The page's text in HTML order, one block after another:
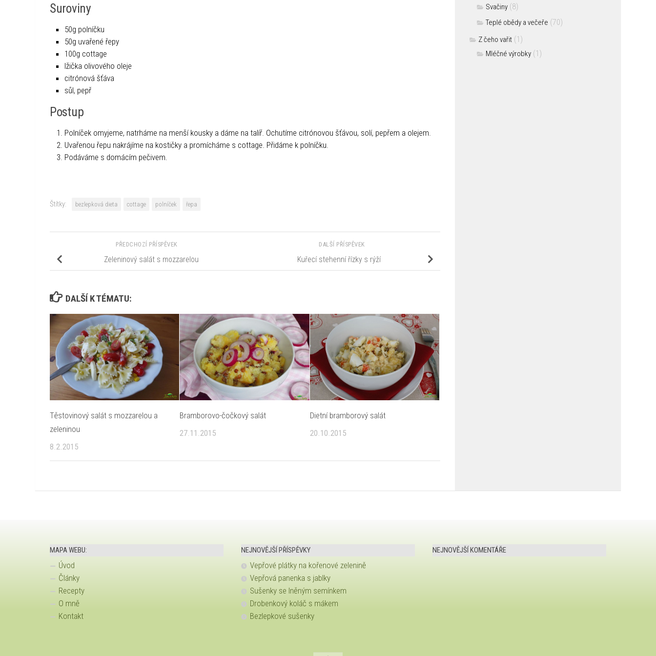
Suroviny
50g polníčku
50g uvařené řepy
100g cottage
lžička olivového oleje
citrónová šťáva
sůl, pepř
Postup
Polníček omyjeme, natrháme na menší kousky a dáme na talíř. Ochutíme citrónovou šťávou, solí, pepřem a olejem.
Uvařenou řepu nakrájíme na kostičky a promícháme s cottage. Přidáme k polníčku.
Podáváme s domácím pečivem.
Štítky: bezlepková dieta cottage polníček řepa
DALŠÍ PŘÍSPĚVEK
Kuřecí stehenní řízky s rýží
PŘEDCHOZÍ PŘÍSPĚVEK
Zeleninový salát s mozzarelou
DALŠÍ K TÉMATU:
Těstovinový salát s mozzarelou a
zeleninou
8.2.2015
Bramborovo-čočkový salát
27.11.2015
Dietní bramborový salát
20.10.2015
Svačiny (8)
Teplé obědy a večeře (70)
Z čeho vařit (1)
Mléčné výrobky (1)
MAPA WEBU:
Úvod
Články
Recepty
O mně
Kontakt
NEJNOVĚJŠÍ PŘÍSPĚVKY
Vepřové plátky na kořenové zelenině
Vepřová panenka s jablky
Sušenky se lněným semínkem
Drobenkový koláč s mákem
Bezlepkové sušenky
NEJNOVĚJŠÍ KOMENTÁŘE